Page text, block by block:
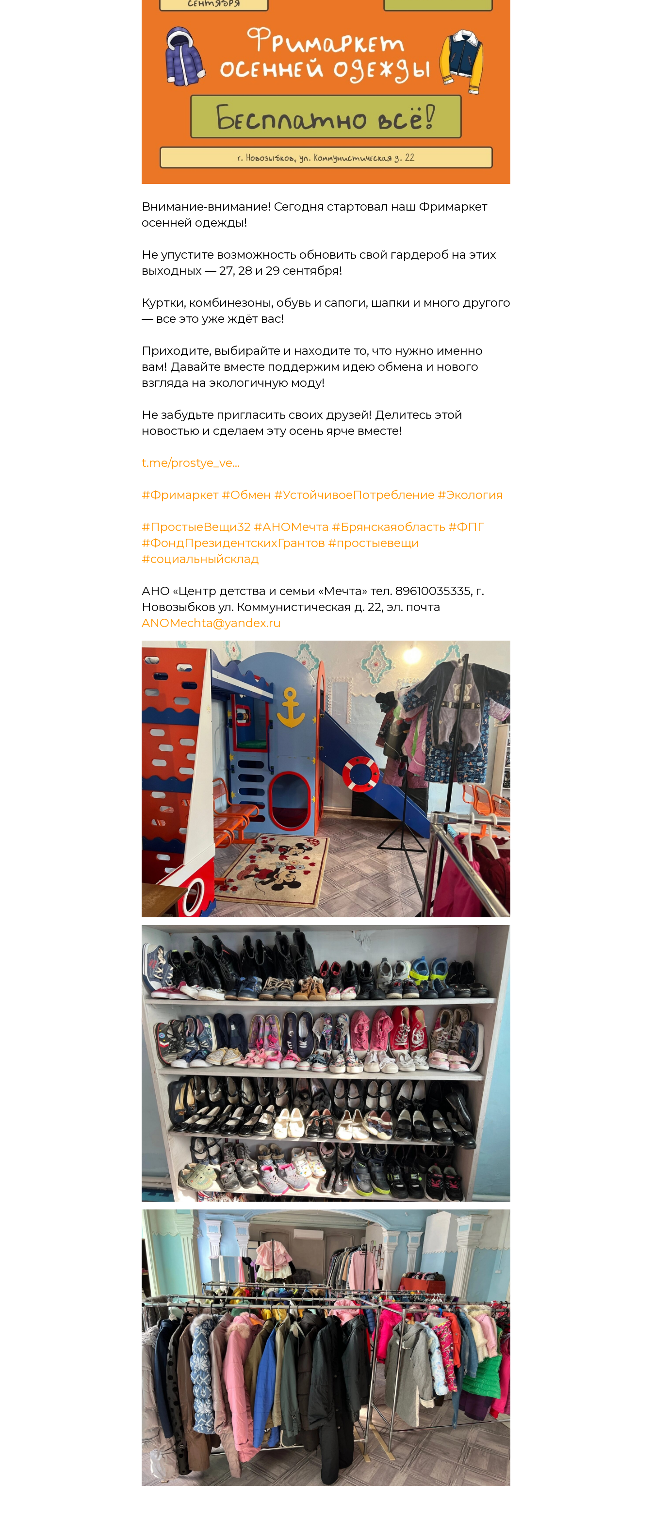
Внимание-внимание! Сегодня стартовал наш Фримаркет
осенней одежды!
Не упустите возможность обновить свой гардероб на этих
выходных — 27, 28 и 29 сентября!
Куртки, комбинезоны, обувь и сапоги, шапки и много другого
— все это уже ждёт вас!
Приходите, выбирайте и находите то, что нужно именно
вам! Давайте вместе поддержим идею обмена и нового
взгляда на экологичную моду!
Не забудьте пригласить своих друзей! Делитесь этой
новостью и сделаем эту осень ярче вместе!
t.me/prostye_ve...
#Фримаркет #Обмен #УстойчивоеПотребление #Экология
#ПростыеВещи32 #АНОМечта #Брянскаяобласть #ФПГ
#ФондПрезидентскихГрантов #простыевещи
#социальныйсклад
АНО «Центр детства и семьи «Мечта» тел. 89610035335, г.
Новозыбков ул. Коммунистическая д. 22, эл. почта
ANOMechta@yandex.ru